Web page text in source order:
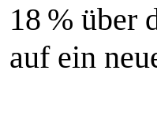
18 % über
auf ein